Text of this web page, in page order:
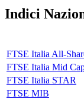
Indici
FTSE Italia All-
FTSE Italia Mid
FTSE Italia STAR
FTSE MIB